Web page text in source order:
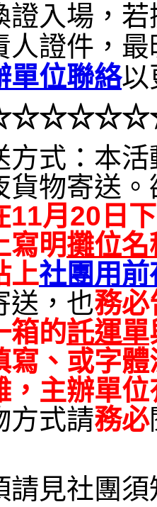
證入場，
人證件，最
單位聯絡以
☆☆☆
方式：本
貨物寄送
11月20日
寫明攤位名
上社團用
送，也務必
箱的託運單
寫、或字
，主辦單
方式請務必
請見社團